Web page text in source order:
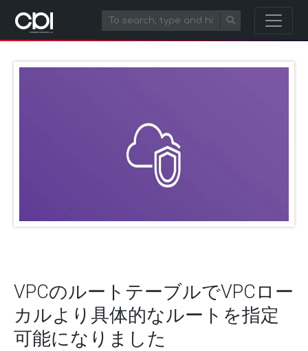
VPCのルートテーブルでVPCロー
カルより具体的なルートを指定
可能になりました